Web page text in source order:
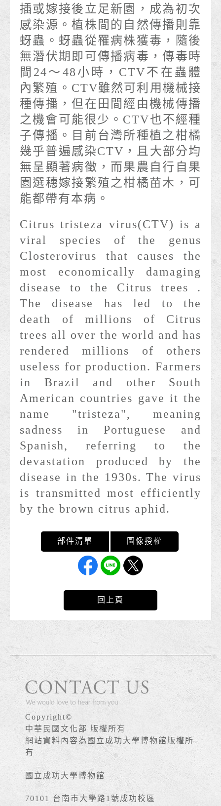
插或嫁接後立足新園，成為初次
感染源。植株間的自然傳播則靠
蚜蟲。蚜蟲從罹病株獲毒，隨後
無潛伏期即可傳播病毒，傳毒時
間24～48小時，CTV不在蟲體
內繁殖。CTV雖然可利用機械接
種傳播，但在田間經由機械傳播
之機會可能很少。CTV也不經種
子傳播。目前台灣所種植之柑橘
幾乎普遍感染CTV，且大部分均
無呈顯著病徵，而果農自行自果
園選穗嫁接繁殖之柑橘苗木，可
能都帶有本病。
Citrus tristeza virus(CTV) is a
viral species of the genus
Closterovirus that causes the
most economically damaging
disease to the Citrus trees .
The disease has led to the
death of millions of Citrus
trees all over the world and has
rendered millions of others
useless for production. Farmers
in Brazil and other South
American countries gave it the
name "tristeza", meaning
sadness in Portuguese and
Spanish, referring to the
devastation produced by the
disease in the 1930s. The virus
is transmitted most efficiently
by the brown citrus aphid.
回上頁
Copyright©
中華民國文化部 版權所有
網站資料內容為國立成功大學博物館版權所
有
國立成功大學博物館
70101 台南市大學路1號成功校區